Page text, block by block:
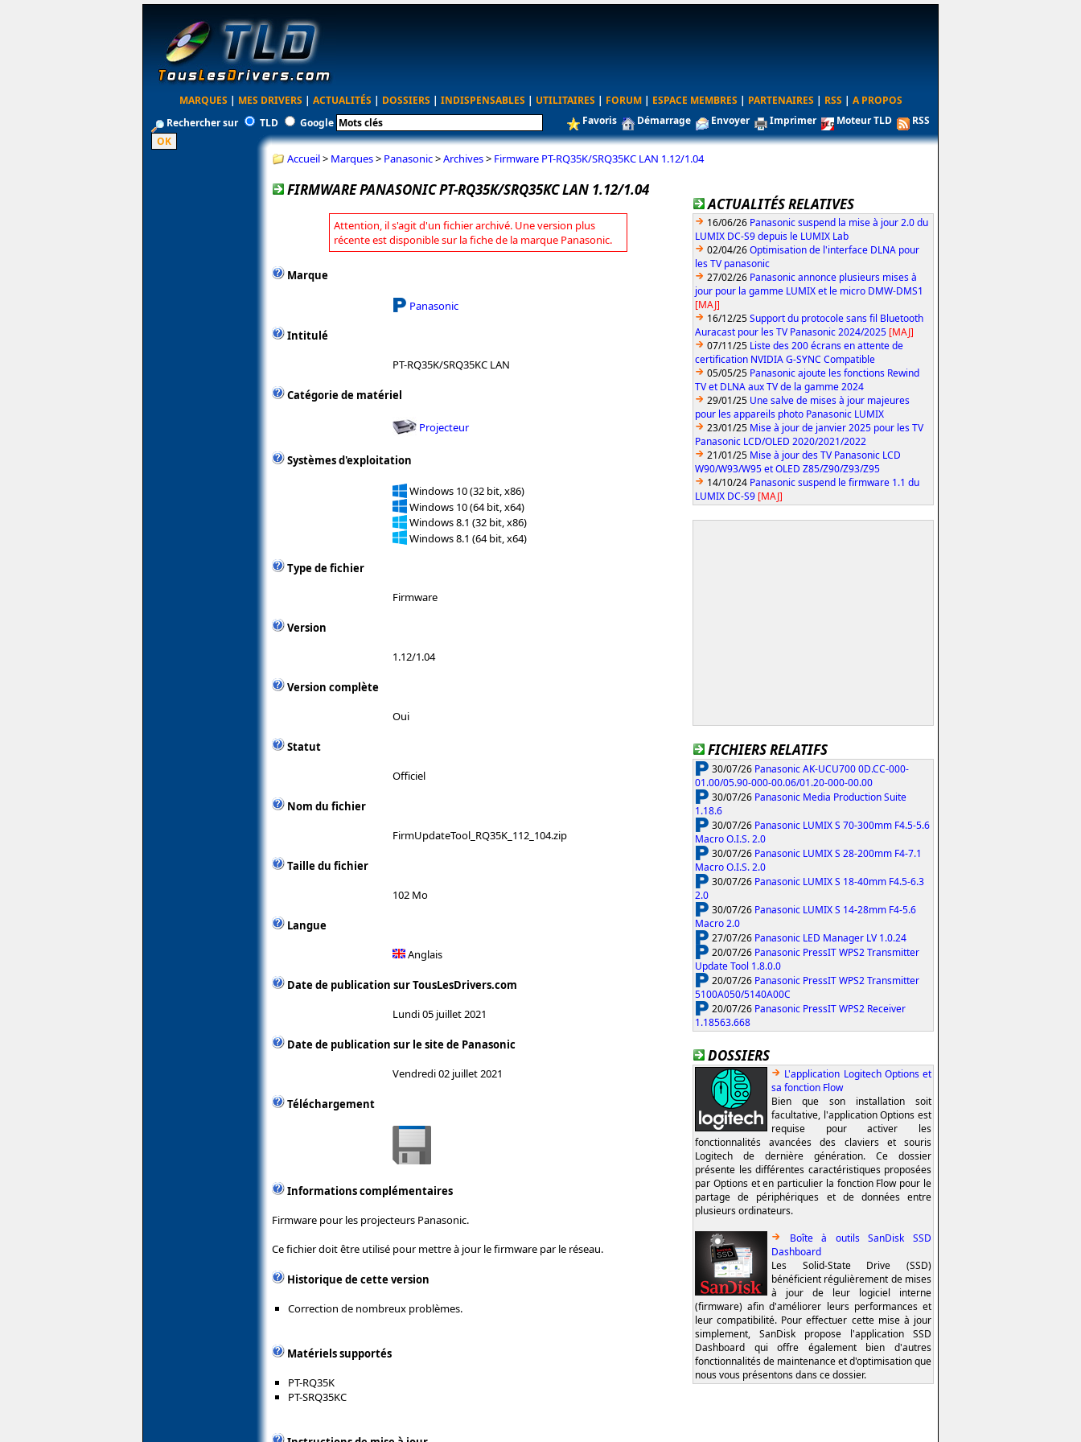
MARQUES | MES DRIVERS | ACTUALITÉS | DOSSIERS | INDISPENSABLES | UTILITAIRES | FORUM | ESPACE MEMBRES | PARTENAIRES | RSS | A PROPOS
Rechercher sur
TLD Google Favoris Démarrage Envoyer Imprimer Moteur TLD RSS
Accueil> Marques> Panasonic>Archives> Firmware PT-RQ35K/SRQ35KC LAN 1.12/1.04
FIRMWARE PANASONIC PT-RQ35K/SRQ35KC LAN 1.12/1.04
Attention, il s'agit d'un fichier archivé. Une version plus
récente est disponible sur la fiche de la marque Panasonic.
Marque
Panasonic
Intitulé
PT-RQ35K/SRQ35KC LAN
Catégorie de matériel
Projecteur
Systèmes d'exploitation
Windows 10 (32 bit, x86)
Windows 10 (64 bit, x64)
Windows 8.1 (32 bit, x86)
Windows 8.1 (64 bit, x64)
Type de fichier
Firmware
Version
1.12/1.04
Version complète
Oui
Statut
Officiel
Nom du fichier
FirmUpdateTool_RQ35K_112_104.zip
Taille du fichier
102 Mo
Langue
Anglais
Date de publication sur TousLesDrivers.com
Lundi 05 juillet 2021
Date de publication sur le site de Panasonic
Vendredi 02 juillet 2021
Téléchargement
Informations complémentaires
Firmware pour les projecteurs Panasonic.
Ce fichier doit être utilisé pour mettre à jour le firmware par le réseau.
Historique de cette version
Correction de nombreux problèmes.
Matériels supportés
PT-RQ35K
PT-SRQ35KC
ACTUALITÉS RELATIVES
16/06/26 Panasonic suspend la mise à jour 2.0 du
LUMIX DC-S9 depuis le LUMIX Lab
02/04/26Optimisation de l'interface DLNA pour
les TV panasonic
27/02/26 Panasonic annonce plusieurs mises à
jour pour la gamme LUMIX et le micro DMW-DMS1
[MAJ]
16/12/25Support du protocole sans fil Bluetooth
Auracast pour les TV Panasonic 2024/2025 [MAJ]
07/11/25 Liste des 200 écrans en attente de
certification NVIDIA G-SYNC Compatible
05/05/25 Panasonic ajoute les fonctions Rewind
TV et DLNA aux TV de la gamme 2024
29/01/25 Une salve de mises à jour majeures
pour les appareils photo Panasonic LUMIX
23/01/25 Mise à jour de janvier 2025 pour les TV
Panasonic LCD/OLED 2020/2021/2022
21/01/25 Mise à jour des TV Panasonic LCD
W90/W93/W95 et OLED Z85/Z90/Z93/Z95
14/10/24 Panasonic suspend le firmware 1.1 du
LUMIX DC-S9 [MAJ]
FICHIERS RELATIFS
30/07/26 Panasonic AK-UCU700 0D.CC-000-
01.00/05.90-000-00.06/01.20-000-00.00
30/07/26 Panasonic Media Production Suite
1.18.6
30/07/26 Panasonic LUMIX S 70-300mm F4.5-5.6
Macro O.I.S. 2.0
30/07/26 Panasonic LUMIX S 28-200mm F4-7.1
Macro O.I.S. 2.0
30/07/26 Panasonic LUMIX S 18-40mm F4.5-6.3
2.0
30/07/26 Panasonic LUMIX S 14-28mm F4-5.6
Macro 2.0
27/07/26 Panasonic LED Manager LV 1.0.24
20/07/26 Panasonic PressIT WPS2 Transmitter
Update Tool 1.8.0.0
20/07/26 Panasonic PressIT WPS2 Transmitter
5100A050/5140A00C
20/07/26 Panasonic PressIT WPS2 Receiver
1.18563.668
DOSSIERS
L'application Logitech Options et
sa fonction Flow
Bien que son installation soit
facultative, l'application Options est
requise pour activer les
fonctionnalités avancées des claviers et souris
Logitech de dernière génération. Ce dossier
présente les différentes caractéristiques proposées
par Options et en particulier la fonction Flow pour le
partage de périphériques et de données entre
plusieurs ordinateurs.
Boîte à outils SanDisk SSD
Dashboard
Les Solid-State Drive (SSD)
bénéficient régulièrement de mises
à jour de leur logiciel interne
(firmware) afin d'améliorer leurs performances et
leur compatibilité. Pour effectuer cette mise à jour
simplement, SanDisk propose l'application SSD
Dashboard qui offre également bien d'autres
fonctionnalités de maintenance et d'optimisation que
nous vous présentons dans ce dossier.